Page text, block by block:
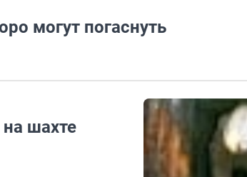
могут погаснуть
шахте